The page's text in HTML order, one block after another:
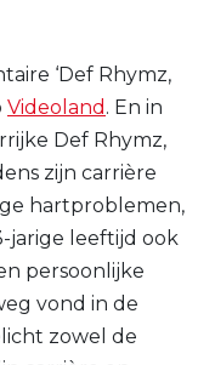
‘Def Rhymz,
Videoland . En in
Def Rhymz,
zijn carrière
hartproblemen,
jarige leeftijd ook
persoonlijke
vond in de
zowel de